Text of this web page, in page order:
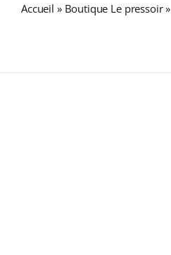
Accueil » Boutique Le pressoir»